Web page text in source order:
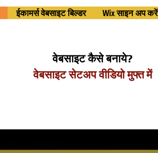
ईकामर्स वेबसाइट बिल्डर Wix साइन अप करें
वेबसाइट कैसे बनाये?
वेबसाइट सेटअप वीडियो मुफ्त में